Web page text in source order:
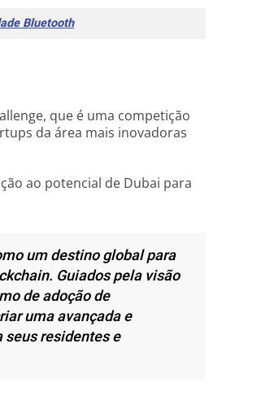
Bluetooth
que é uma competição
da área mais inovadoras
ao potencial de Dubai para
um destino global para
Guiados pela visão
de adoção de
uma avançada e
residentes e